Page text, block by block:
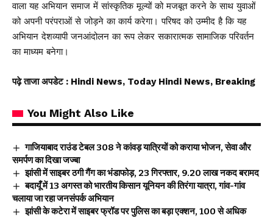
वाला यह अभियान समाज में सांस्कृतिक मूल्यों को मजबूत करने के साथ युवाओं
को अपनी परंपराओं से जोड़ने का कार्य करेगा। परिषद को उम्मीद है कि यह
अभियान देशव्यापी जनआंदोलन का रूप लेकर सकारात्मक सामाजिक परिवर्तन
का माध्यम बनेगा।
पढ़े ताजा अपडेट : Hindi News, Today Hindi News, Breaking
You Might Also Like
गाजियाबाद राउंड टेबल 308 ने कांवड़ यात्रियों को कराया भोजन, सेवा और
समर्पण का दिखा जज्बा
झांसी में साइबर ठगी गैंग का भंडाफोड़, 23 गिरफ्तार, 9.20 लाख नकद बरामद
बदायूँ में 13 अगस्त को भारतीय किसान यूनियन की तिरंगा यात्रा, गांव-गांव
चलाया जा रहा जनसंपर्क अभियान
झांसी के कटेरा में साइबर फ्रॉड पर पुलिस का बड़ा एक्शन, 100 से अधिक